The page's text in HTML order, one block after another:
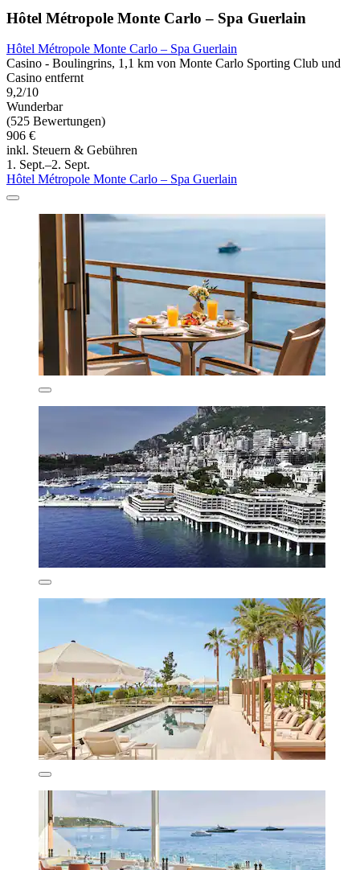
Hôtel Métropole Monte Carlo – Spa Guerlain
Hôtel Métropole Monte Carlo – Spa Guerlain
Casino - Boulingrins, 1,1 km von Monte Carlo Sporting Club und
Casino entfernt
9,2/10
Wunderbar
(525 Bewertungen)
906 €
inkl. Steuern & Gebühren
1. Sept.–2. Sept.
Hôtel Métropole Monte Carlo – Spa Guerlain